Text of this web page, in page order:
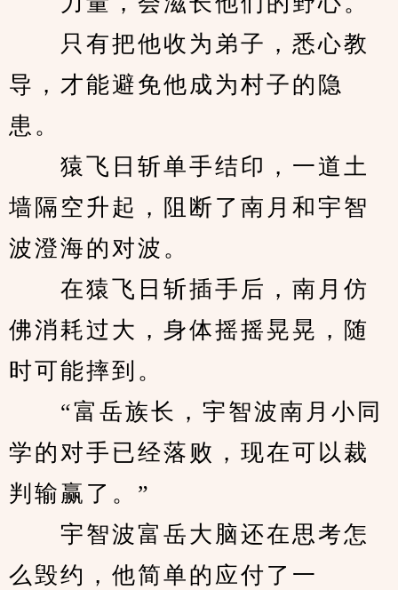
只有把他收为弟子，悉心教
导，才能避免他成为村子的隐
患。
猿飞日斩单手结印，一道土
墙隔空升起，阻断了南月和宇智
波澄海的对波。
在猿飞日斩插手后，南月仿
佛消耗过大，身体摇摇晃晃，随
时可能摔到。
“富岳族长，宇智波南月小同
学的对手已经落败，现在可以裁
判输赢了。”
宇智波富岳大脑还在思考怎
么毁约，他简单的应付了一